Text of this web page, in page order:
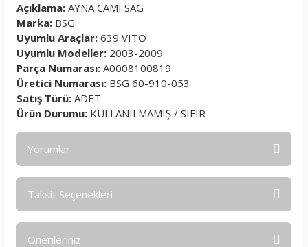
Açıklama: AYNA CAMI SAG
Marka: BSG
Uyumlu Araçlar: 639 VITO
Uyumlu Modeller: 2003-2009
Parça Numarası: A0008100819
Üretici Numarası: BSG 60-910-053
Satış Türü: ADET
Ürün Durumu: KULLANILMAMIŞ / SIFIR
Yorumlar
Taksit Seçenekleri
Önerileriniz